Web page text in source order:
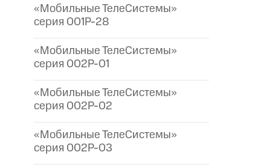
«Мобильные ТелеСистемы»
серия 001P-28
«Мобильные ТелеСистемы»
серия 002P-01
«Мобильные ТелеСистемы»
серия 002P-02
«Мобильные ТелеСистемы»
серия 002P-03